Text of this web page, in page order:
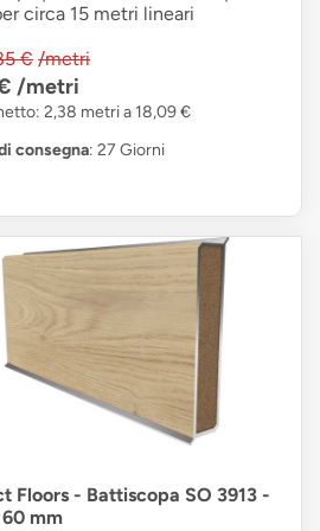
circa 15 metri lineari
€ /metri
/metri
2,38 metri a 18,09 €
consegna: 27 Giorni
Floors - Battiscopa SO 3913 -
60 mm